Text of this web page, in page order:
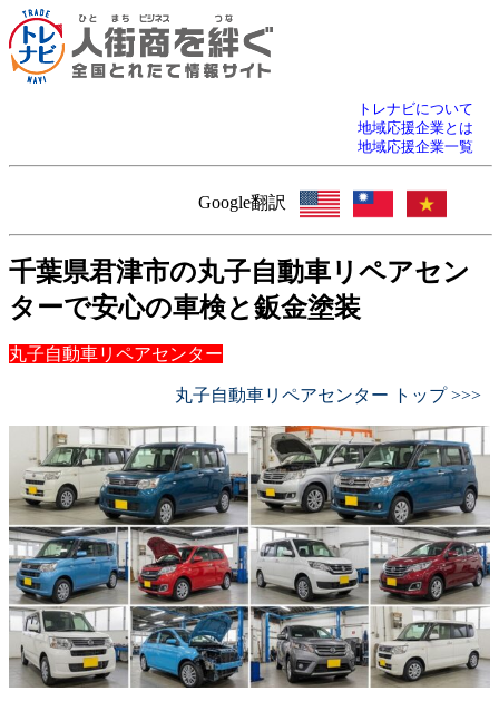
トレナビについて
地域応援企業とは
地域応援企業一覧
Google翻訳
千葉県君津市の丸子自動車リペアセン
ターで安心の車検と鈑金塗装
丸子自動車リペアセンター
丸子自動車リペアセンター トップ >>>